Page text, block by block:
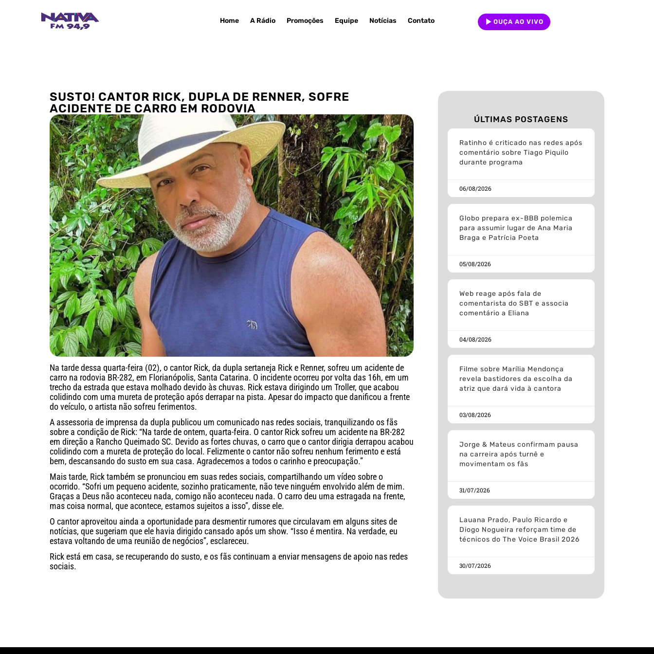
Home A Rádio Promoções Equipe Notícias Contato OUÇA AO VIVO
SUSTO! CANTOR RICK, DUPLA DE RENNER, SOFRE
ACIDENTE DE CARRO EM RODOVIA
Na tarde dessa quarta-feira (02), o cantor Rick, da dupla sertaneja Rick e Renner, sofreu um acidente de
carro na rodovia BR-282, em Florianópolis, Santa Catarina. O incidente ocorreu por volta das 16h, em um
trecho da estrada que estava molhado devido às chuvas. Rick estava dirigindo um Troller, que acabou
colidindo com uma mureta de proteção após derrapar na pista. Apesar do impacto que danificou a frente
do veículo, o artista não sofreu ferimentos.
A assessoria de imprensa da dupla publicou um comunicado nas redes sociais, tranquilizando os fãs
sobre a condição de Rick: “Na tarde de ontem, quarta-feira. O cantor Rick sofreu um acidente na BR-282
em direção a Rancho Queimado SC. Devido as fortes chuvas, o carro que o cantor dirigia derrapou acabou
colidindo com a mureta de proteção do local. Felizmente o cantor não sofreu nenhum ferimento e está
bem, descansando do susto em sua casa. Agradecemos a todos o carinho e preocupação.”
Mais tarde, Rick também se pronunciou em suas redes sociais, compartilhando um vídeo sobre o
ocorrido. “Sofri um pequeno acidente, sozinho praticamente, não teve ninguém envolvido além de mim.
Graças a Deus não aconteceu nada, comigo não aconteceu nada. O carro deu uma estragada na frente,
mas coisa normal, que acontece, estamos sujeitos a isso”, disse ele.
O cantor aproveitou ainda a oportunidade para desmentir rumores que circulavam em alguns sites de
notícias, que sugeriam que ele havia dirigido cansado após um show. “Isso é mentira. Na verdade, eu
estava voltando de uma reunião de negócios”, esclareceu.
Rick está em casa, se recuperando do susto, e os fãs continuam a enviar mensagens de apoio nas redes
sociais.
ÚLTIMAS POSTAGENS
Ratinho é criticado nas redes após
comentário sobre Tiago Piquilo
durante programa
06/08/2026
Globo prepara ex-BBB polemica
para assumir lugar de Ana Maria
Braga e Patrícia Poeta
05/08/2026
Web reage após fala de
comentarista do SBT e associa
comentário a Eliana
04/08/2026
Filme sobre Marília Mendonça
revela bastidores da escolha da
atriz que dará vida à cantora
03/08/2026
Jorge & Mateus confirmam pausa
na carreira após turnê e
movimentam os fãs
31/07/2026
Lauana Prado, Paulo Ricardo e
Diogo Nogueira reforçam time de
técnicos do The Voice Brasil 2026
30/07/2026